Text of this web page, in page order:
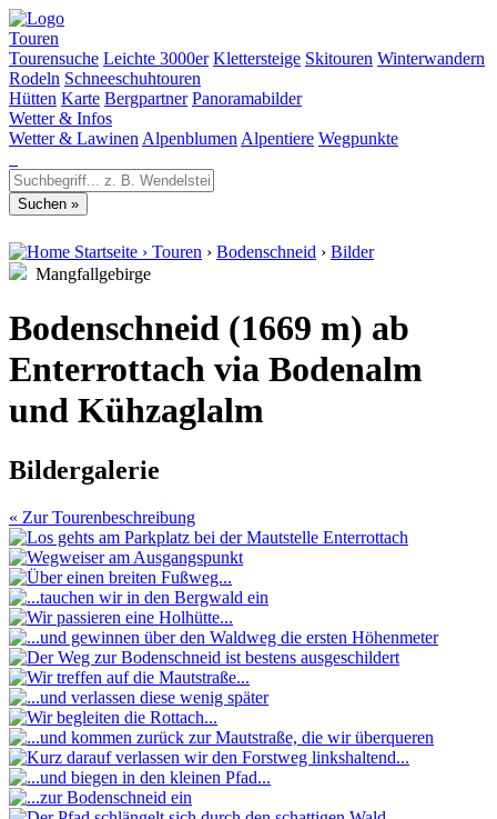
Touren
Tourensuche Leichte 3000er Klettersteige Skitouren Winterwandern
Rodeln Schneeschuhtouren
Hütten Karte Bergpartner Panoramabilder
Wetter & Infos
Wetter & Lawinen Alpenblumen Alpentiere Wegpunkte
Startseite › Touren › Bodenschneid › Bilder
Mangfallgebirge
Bodenschneid (1669 m) ab
Enterrottach via Bodenalm
und Kühzaglalm
Bildergalerie
« Zur Tourenbeschreibung